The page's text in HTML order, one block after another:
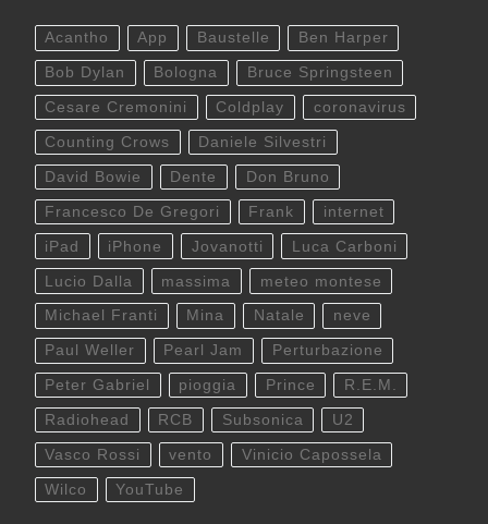
Acantho App Baustelle Ben Harper
Bob Dylan Bologna Bruce Springsteen
Cesare Cremonini Coldplay coronavirus
Counting Crows Daniele Silvestri
David Bowie Dente Don Bruno
Francesco De Gregori Frank internet
iPad iPhone Jovanotti Luca Carboni
Lucio Dalla massima meteo montese
Michael Franti Mina Natale neve
Paul Weller Pearl Jam Perturbazione
Peter Gabriel pioggia Prince R.E.M.
Radiohead RCB Subsonica U2
Vasco Rossi vento Vinicio Capossela
Wilco YouTube